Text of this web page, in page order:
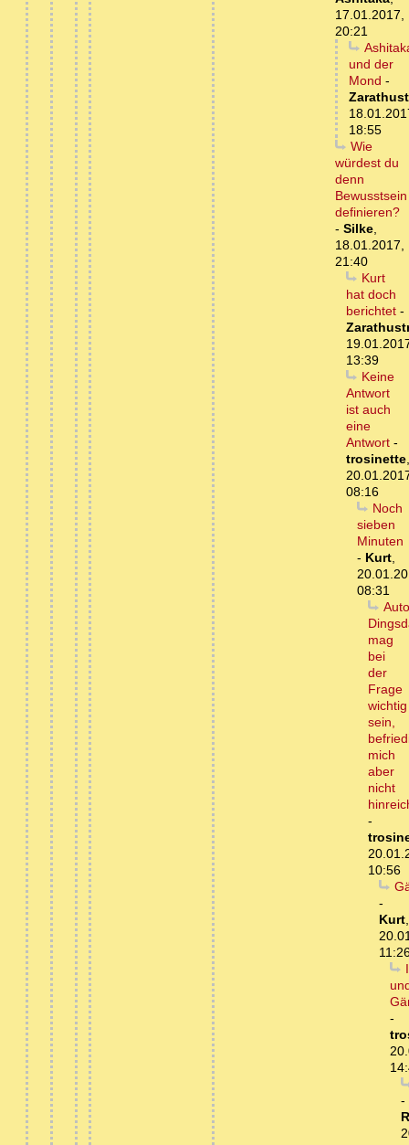
17.01.2017,
20:21
und der
Mond -
18:55
Wie
würdest du
denn
Bewusstsein
definieren?
- Silke,
18.01.2017,
21:40
Kurt
hat doch
berichtet -
13:39
Keine
Antwort
ist auch
eine
Antwort -
trosinette,
08:16
Noch
sieben
Minuten
- Kurt,
08:31
mag
bei
der
Frage
wichtig
sein,
mich
aber
nicht
-
10:56
-
Kurt,
-
-